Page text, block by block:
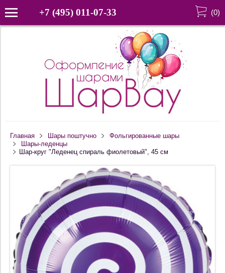
+7 (495) 011-07-33 (0)
Главная Шары поштучно
Фольгированные шары
Шары-леденцы
Шар-круг "Леденец спираль фиолетовый", 45 см